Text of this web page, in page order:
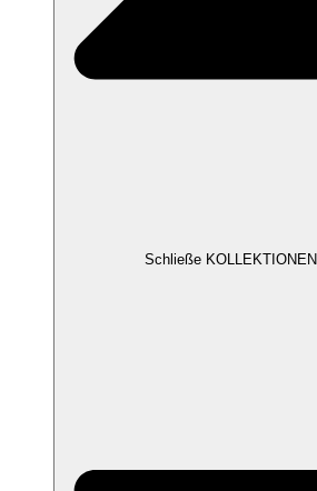
Schließe KOLLEKTIONEN